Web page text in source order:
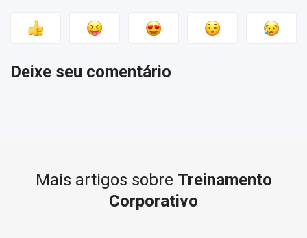
Deixe seu comentário
Mais artigos sobre Treinamento
Corporativo